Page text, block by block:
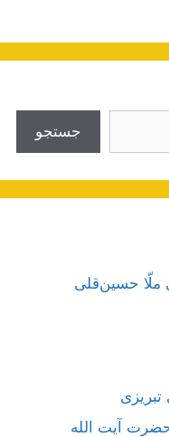
جستجو
ملّا حسین‌قلی
تبریزی
آیت الله